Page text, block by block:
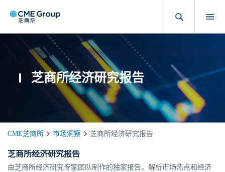
芝商所经济研究报告
CME芝商所 市场洞察 芝商所经济研究报告
芝商所经济研究报告
由芝商所经济研究专家团队制作的独家报告，解析市场热点和经济